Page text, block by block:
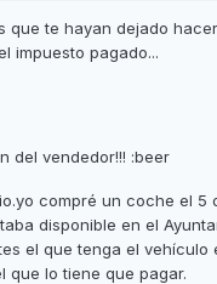
que te hayan dejado
impuesto pagado...
del vendedor!!! :beer
compré un coche el 5
disponible en el
el que tenga el vehículo
que lo tiene que pagar.